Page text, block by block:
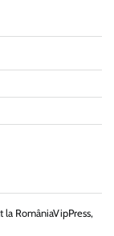
RomâniaVipPress,